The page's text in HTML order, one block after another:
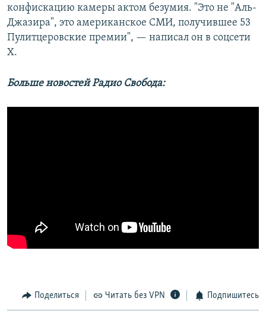
конфискацию камеры актом безумия. "Это не "Аль-
Джазира", это американское СМИ, получившее 53
Пулитцеровские премии", — написал он в соцсети
X.
Больше новостей Радио Свобода:
Поделиться Читать без VPN Подпишитесь